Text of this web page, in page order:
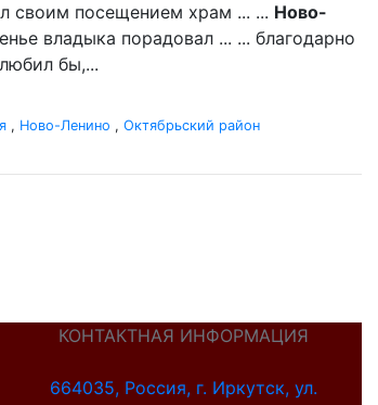
своим посещением храм ... ... Ново-
владыка порадовал ... ... благодарно
бы,...
, Ново-Ленино , Октябрьский район
КОНТАКТНАЯ ИНФОРМАЦИЯ
664035, Россия, г. Иркутск, ул.